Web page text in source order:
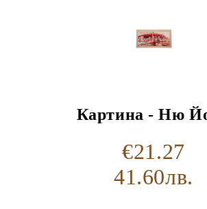
Картина - Ню
€21.27
41.60лв.